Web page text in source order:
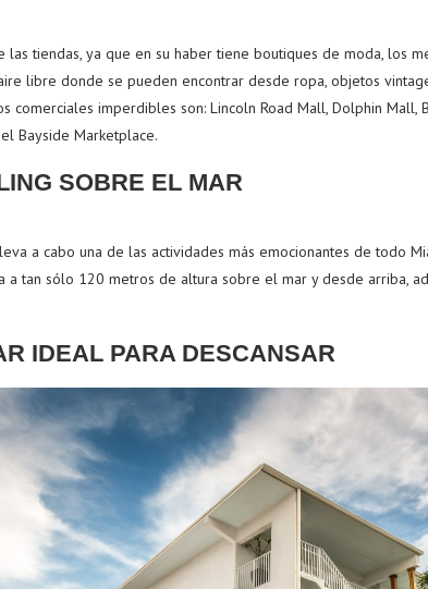
las tiendas, ya que en su haber tiene boutiques de moda, los
libre donde se pueden encontrar desde ropa, objetos
comerciales imperdibles son: Lincoln Road Mall, Dolphin Mall,
Bayside Marketplace.
SOBRE EL MAR
a cabo una de las actividades más emocionantes de todo
a tan sólo 120 metros de altura sobre el mar y desde arriba,
IDEAL PARA DESCANSAR